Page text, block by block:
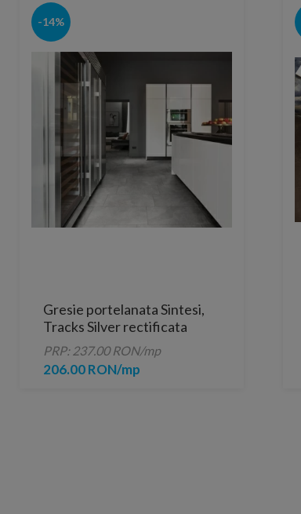
-14%
Gresie portelanata Sintesi,
Tracks Silver rectificata
60x20 cm
PRP: 237.00 RON/mp
206.00 RON/mp